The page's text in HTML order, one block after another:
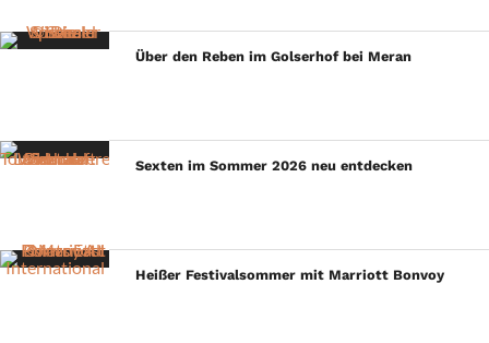
Über den Reben im Golserhof bei Meran
Sexten im Sommer 2026 neu entdecken
Heißer Festivalsommer mit Marriott Bonvoy